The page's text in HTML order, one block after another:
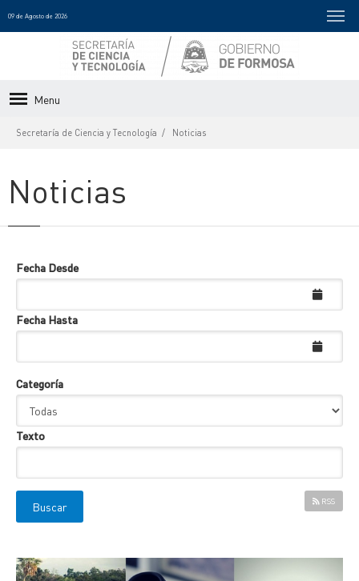
09 de Agosto de 2026
Menu
Secretaría de Ciencia y Tecnología Noticias
Noticias
Fecha Desde
Fecha Hasta
Categoría
Texto
RSS